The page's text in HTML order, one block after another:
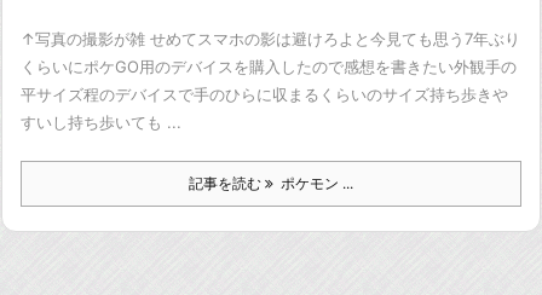
↑写真の撮影が雑 せめてスマホの影は避けろよと今見ても思う7年ぶり
くらいにポケGO用のデバイスを購入したので感想を書きたい外観手の
平サイズ程のデバイスで手のひらに収まるくらいのサイズ持ち歩きや
すいし持ち歩いても ...
記事を読む ポケモン ...